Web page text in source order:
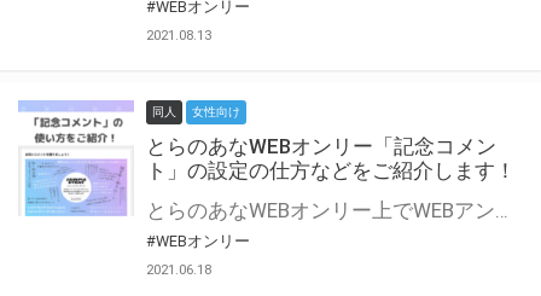
#WEBオンリー
2021.08.13
同人 女性向け
とらのあなWEBオンリー「記念コメン
ト」の設定の仕方などをご紹介します！
とらのあなWEBオンリー上でWEBアンソロジーが作成できる「記念コメント」について、その使い方や作成手順を解説します！ 支援タイプを「サークル参加型」「サークル参加型・マルシェ(イベント会場)機能付き」でお申し込みいただいている主催者様はぜひご活用ください♪ とらのあなWEBオンリーサイトはこちら
#WEBオンリー
2021.06.18